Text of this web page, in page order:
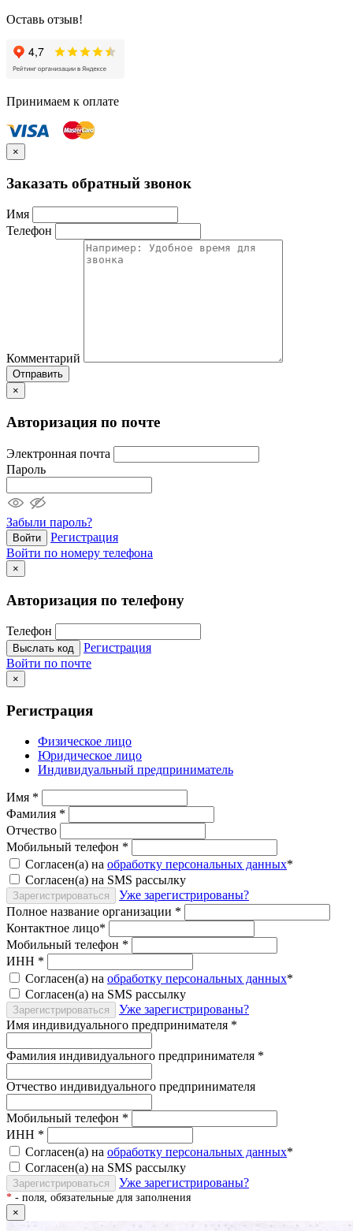
Оставь отзыв!
Принимаем к оплате
×
Заказать обратный звонок
Имя
Телефон
Комментарий
Отправить
×
Авторизация по почте
Электронная почта
Пароль
Забыли пароль?
Войти
Регистрация
Войти по номеру телефона
×
Авторизация по телефону
Телефон
Выслать код
Регистрация
Войти по почте
×
Регистрация
Физическое лицо
Юридическое лицо
Индивидуальный предприниматель
Имя *
Фамилия *
Отчество
Мобильный телефон *
Согласен(а) на обработку персональных данных*
Согласен(а) на SMS рассылку
Зарегистрироваться
Уже зарегистрированы?
Полное название организации *
Контактное лицо*
Мобильный телефон *
ИНН *
Согласен(а) на обработку персональных данных*
Согласен(а) на SMS рассылку
Зарегистрироваться
Уже зарегистрированы?
Имя индивидуального предпринимателя *
Фамилия индивидуального предпринимателя *
Отчество индивидуального предпринимателя
Мобильный телефон *
ИНН *
Согласен(а) на обработку персональных данных*
Согласен(а) на SMS рассылку
Зарегистрироваться Уже зарегистрированы?
* - поля, обязательные для заполнения
×